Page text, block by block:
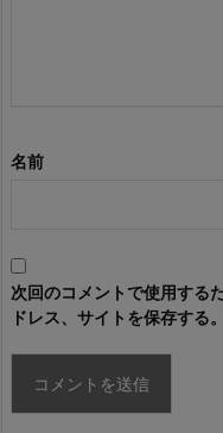
名前
次回のコメントで使用する
ドレス、サイトを保存する。